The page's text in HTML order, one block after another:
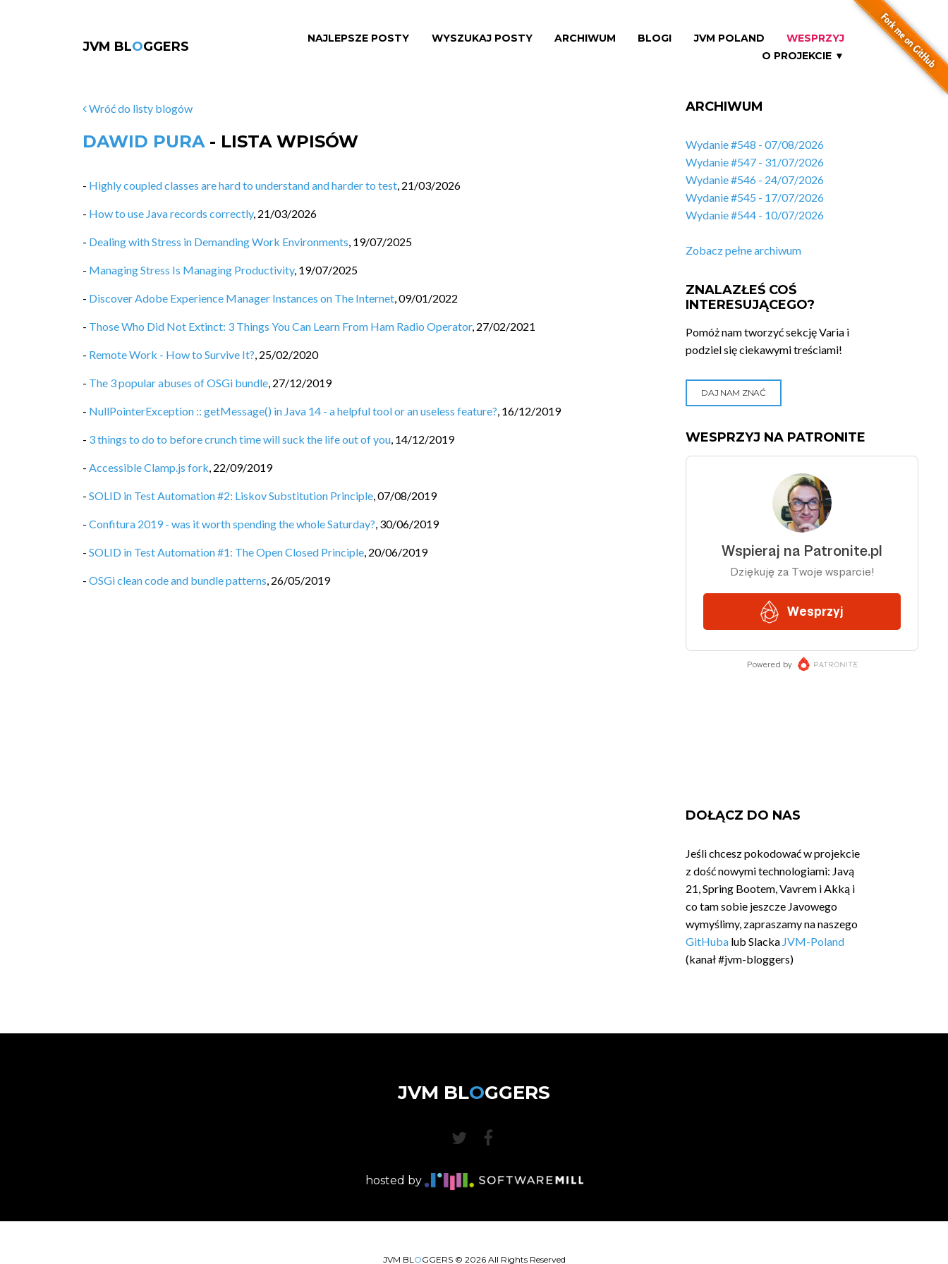
JVM BLOGGERS
NAJLEPSZE POSTY WYSZUKAJ POSTY ARCHIWUM BLOGI JVM POLAND
WESPRZYJ
O PROJEKCIE ▼
Wróć do listy blogów
DAWID PURA- LISTA WPISÓW
- Highly coupled classes are hard to understand and harder to test, 21/03/2026
- How to use Java records correctly, 21/03/2026
- Dealing with Stress in Demanding Work Environments, 19/07/2025
- Managing Stress Is Managing Productivity, 19/07/2025
- Discover Adobe Experience Manager Instances on The Internet,09/01/2022
- Those Who Did Not Extinct: 3 Things You Can Learn From Ham Radio Operator, 27/02/2021
- Remote Work - How to Survive It?, 25/02/2020
- The 3 popular abuses of OSGi bundle, 27/12/2019
- NullPointerException :: getMessage() in Java 14 - a helpful tool or an useless feature?, 16/12/2019
- 3 things to do to before crunch time will suck the life out of you, 14/12/2019
- Accessible Clamp.js fork, 22/09/2019
- SOLID in Test Automation #2: Liskov Substitution Principle,07/08/2019
- Confitura 2019 - was it worth spending the whole Saturday?, 30/06/2019
- SOLID in Test Automation #1: The Open Closed Principle, 20/06/2019
- OSGi clean code and bundle patterns, 26/05/2019
ARCHIWUM
Wydanie #548 - 07/08/2026
Wydanie #547 - 31/07/2026
Wydanie #546 - 24/07/2026
Wydanie #545 - 17/07/2026
Wydanie #544 - 10/07/2026
Zobacz pełne archiwum
ZNALAZŁEŚ COŚ
INTERESUJĄCEGO?
Pomóż nam tworzyć sekcję Varia i
podziel się ciekawymi treściami!
DAJ NAM ZNAĆ
WESPRZYJ NA PATRONITE
DOŁĄCZ DO NAS
Jeśli chcesz pokodować w projekcie
z dość nowymi technologiami: Javą
21, Spring Bootem, Vavrem i Akką i
co tam sobie jeszcze Javowego
wymyślimy, zapraszamy na naszego
GitHuba lub Slacka JVM-Poland
(kanał #jvm-bloggers)
JVM BLOGGERS
hosted by
JVM BLOGGERS © 2026All Rights Reserved